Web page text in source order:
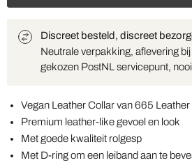
Discreet besteld, discreet
Neutrale verpakking, aflevering
gekozen PostNL servicepunt,
Vegan Leather Collar van 665 Leather
Premium leather-like gevoel en look
Met goede kwaliteit rolgesp
Met D-ring om een leiband aan te